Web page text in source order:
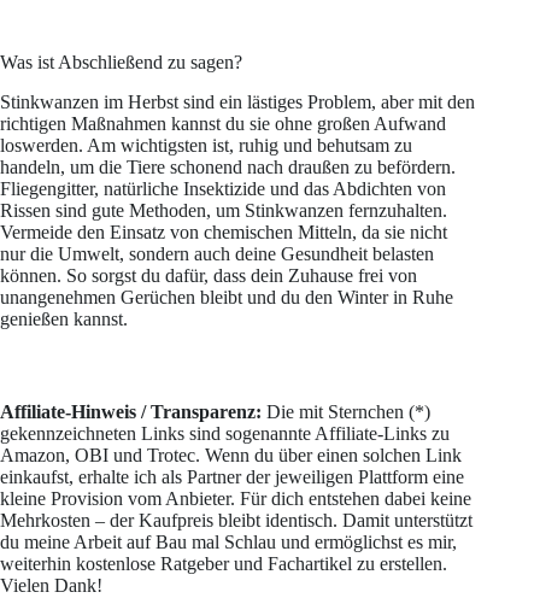
Was ist Abschließend zu sagen?
Stinkwanzen im Herbst sind ein lästiges Problem, aber mit den
richtigen Maßnahmen kannst du sie ohne großen Aufwand
loswerden. Am wichtigsten ist, ruhig und behutsam zu
handeln, um die Tiere schonend nach draußen zu befördern.
Fliegengitter, natürliche Insektizide und das Abdichten von
Rissen sind gute Methoden, um Stinkwanzen fernzuhalten.
Vermeide den Einsatz von chemischen Mitteln, da sie nicht
nur die Umwelt, sondern auch deine Gesundheit belasten
können. So sorgst du dafür, dass dein Zuhause frei von
unangenehmen Gerüchen bleibt und du den Winter in Ruhe
genießen kannst.
Affiliate-Hinweis / Transparenz: Die mit Sternchen (*)
gekennzeichneten Links sind sogenannte Affiliate-Links zu
Amazon, OBI und Trotec. Wenn du über einen solchen Link
einkaufst, erhalte ich als Partner der jeweiligen Plattform eine
kleine Provision vom Anbieter. Für dich entstehen dabei keine
Mehrkosten – der Kaufpreis bleibt identisch. Damit unterstützt
du meine Arbeit auf Bau mal Schlau und ermöglichst es mir,
weiterhin kostenlose Ratgeber und Fachartikel zu erstellen.
Vielen Dank!